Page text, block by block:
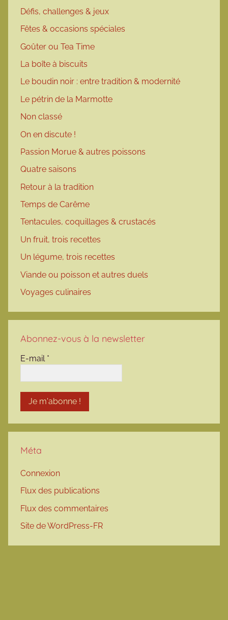
Défis, challenges & jeux
Fêtes & occasions spéciales
Goûter ou Tea Time
La boîte à biscuits
Le boudin noir : entre tradition & modernité
Le pétrin de la Marmotte
Non classé
On en discute !
Passion Morue & autres poissons
Quatre saisons
Retour à la tradition
Temps de Carême
Tentacules, coquillages & crustacés
Un fruit, trois recettes
Un légume, trois recettes
Viande ou poisson et autres duels
Voyages culinaires
Abonnez-vous à la newsletter
E-mail *
Méta
Connexion
Flux des publications
Flux des commentaires
Site de WordPress-FR